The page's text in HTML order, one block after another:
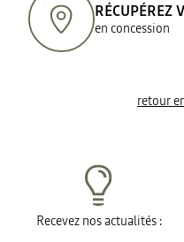
RÉCUPÉREZ
en concession
retour
Recevez nos actualités :